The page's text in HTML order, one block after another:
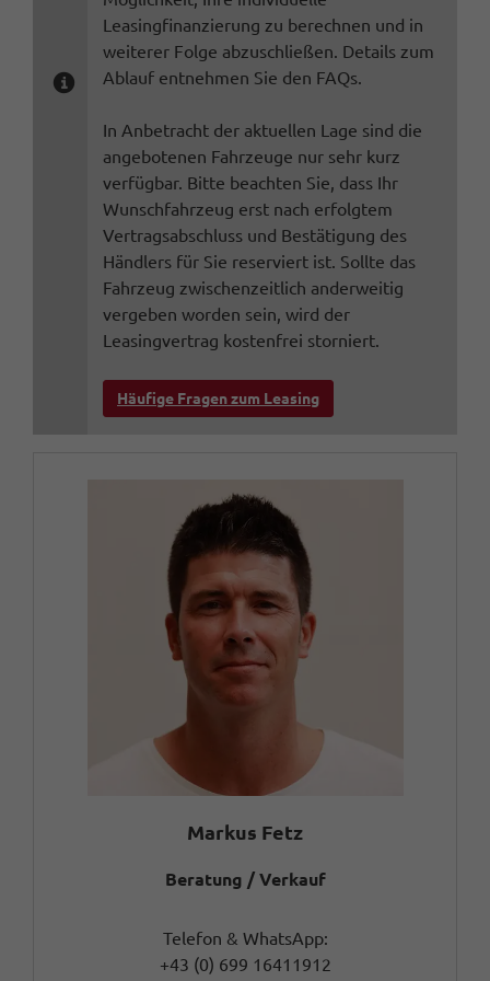
Leasingfinanzierung zu berechnen und in
weiterer Folge abzuschließen. Details zum
Ablauf entnehmen Sie den FAQs.
In Anbetracht der aktuellen Lage sind die
angebotenen Fahrzeuge nur sehr kurz
verfügbar. Bitte beachten Sie, dass Ihr
Wunschfahrzeug erst nach erfolgtem
Vertragsabschluss und Bestätigung des
Händlers für Sie reserviert ist. Sollte das
Fahrzeug zwischenzeitlich anderweitig
vergeben worden sein, wird der
Leasingvertrag kostenfrei storniert.
Häufige Fragen zum Leasing
Markus Fetz
Beratung / Verkauf
Telefon & WhatsApp:
+43 (0) 699 16411912